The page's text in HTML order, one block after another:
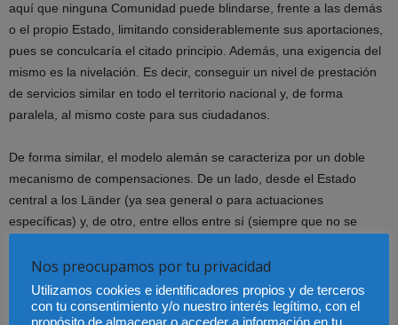
aquí que ninguna Comunidad puede blindarse, frente a las demás
o el propio Estado, limitando considerablemente sus aportaciones,
pues se conculcaría el citado principio. Además, una exigencia del
mismo es la nivelación. Es decir, conseguir un nivel de prestación
de servicios similar en todo el territorio nacional y, de forma
paralela, al mismo coste para sus ciudadanos.
De forma similar, el modelo alemán se caracteriza por un doble
mecanismo de compensaciones. De un lado, desde el Estado
central a los Länder (ya sea general o para actuaciones
específicas) y, de otro, entre ellos entre sí (siempre que no se
compensaciones garantizan que todos los Länder alcancen el 95
por 100 de la capacidad financiera media, garantizando la
solidaridad entre ellos y sin que, a consecuencia de las mismas, se
Nos preocupamos por tu privacidad
Utilizamos cookies e identificadores propios y de terceros
con tu consentimiento y/o nuestro interés legítimo, con el